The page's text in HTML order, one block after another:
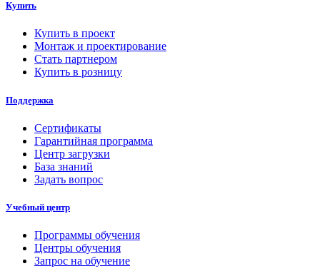
Купить
Купить в проект
Монтаж и проектирование
Стать партнером
Купить в розницу
Поддержка
Сертификаты
Гарантийная программа
Центр загрузки
База знаний
Задать вопрос
Учебный центр
Программы обучения
Центры обучения
Запрос на обучение